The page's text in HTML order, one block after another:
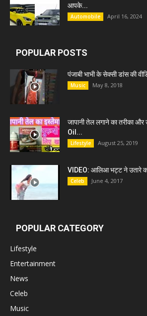
आपके...
Automobile April 16, 2024
POPULAR POSTS
पंजाबी भाभी के सेक्सी डांस की
Music May 8, 2018
जापानी तेल लगाने का तरीका
Oil...
Lifestyle August 25, 2019
VIDEO: आलिआ भट्ट ने उतारे
Celeb June 4, 2017
POPULAR CATEGORY
Lifestyle
Entertainment
News
Celeb
Music